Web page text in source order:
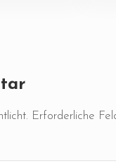
Erforderliche